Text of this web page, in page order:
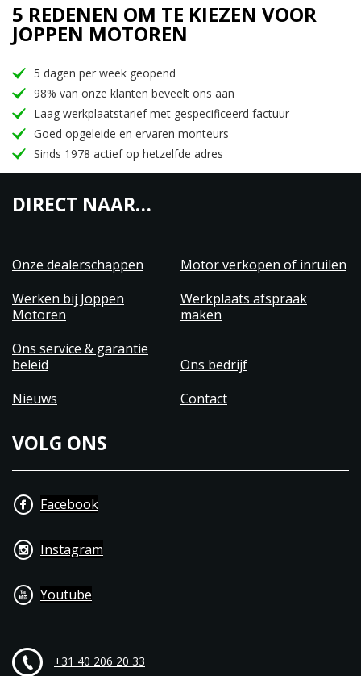
5 REDENEN OM TE KIEZEN VOOR
JOPPEN MOTOREN
5 dagen per week geopend
98% van onze klanten beveelt ons aan
Laag werkplaatstarief met gespecificeerd factuur
Goed opgeleide en ervaren monteurs
Sinds 1978 actief op hetzelfde adres
DIRECT NAAR…
Onze dealerschappen
Motor verkopen of inruilen
Werken bij Joppen
Motoren
Werkplaats afspraak
maken
Ons service & garantie
beleid
Ons bedrijf
Nieuws
Contact
VOLG ONS
Facebook
Instagram
Youtube
+31 40 206 20 33